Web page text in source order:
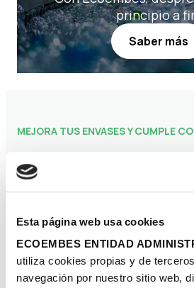
Esta página web usa cookies
ECOEMBES ENTIDAD
utiliza cookies propias y de
navegación por nuestro sitio web,
principio a
Saber más
MEJORA TUS ENVASES Y CUMPLE
Nuestros
Como cliente de
acceso a la mayor oferta
ayudarte a cumplir con la
llevar a tus envases al
Aprovecha nuestras